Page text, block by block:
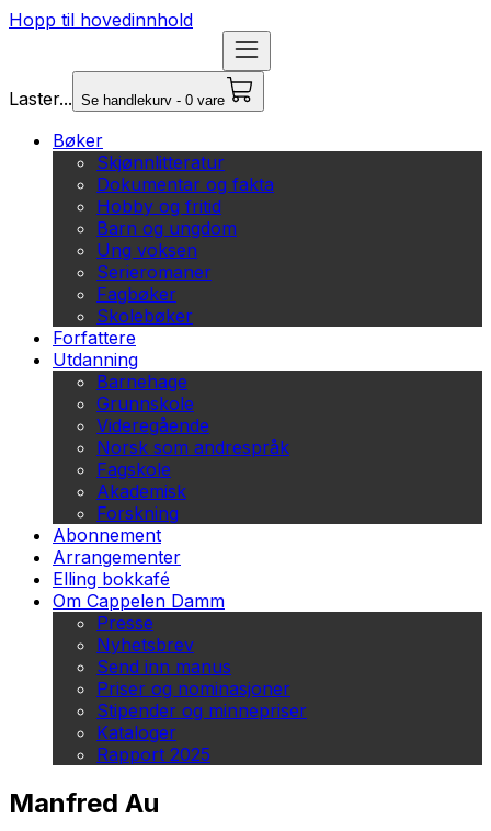
Hopp til hovedinnhold
Laster... Se handlekurv - 0 vare
Bøker
Skjønnlitteratur
Dokumentar og fakta
Hobby og fritid
Barn og ungdom
Ung voksen
Serieromaner
Fagbøker
Skolebøker
Forfattere
Utdanning
Barnehage
Grunnskole
Videregående
Norsk som andrespråk
Fagskole
Akademisk
Forskning
Abonnement
Arrangementer
Elling bokkafé
Om Cappelen Damm
Presse
Nyhetsbrev
Send inn manus
Priser og nominasjoner
Stipender og minnepriser
Kataloger
Rapport 2025
Manfred Au